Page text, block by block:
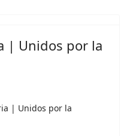
| Unidos por la
| Unidos por la